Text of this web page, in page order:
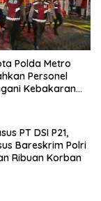
Polda Metro
Personel
Kebakaran
PT DSI P21,
Bareskrim Polri
Ribuan Korban